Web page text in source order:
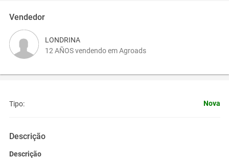
Vendedor
LONDRINA
12 AÑOS vendendo em Agroads
Tipo: Nova
Descrição
Descrição